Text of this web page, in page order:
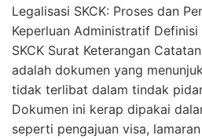
Legalisasi SKCK: Proses dan
Keperluan Administratif
SKCK Surat Keterangan
adalah dokumen yang
tidak terlibat dalam tindak
Dokumen ini kerap dipakai
seperti pengajuan visa,